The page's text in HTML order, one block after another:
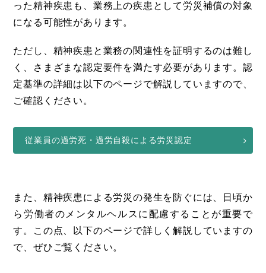
った精神疾患も、業務上の疾患として労災補償の対象
になる可能性があります。
ただし、精神疾患と業務の関連性を証明するのは難し
く、さまざまな認定要件を満たす必要があります。認
定基準の詳細は以下のページで解説していますので、
ご確認ください。
従業員の過労死・過労自殺による労災認定
また、精神疾患による労災の発生を防ぐには、日頃か
ら労働者のメンタルヘルスに配慮することが重要で
す。この点、以下のページで詳しく解説していますの
で、ぜひご覧ください。